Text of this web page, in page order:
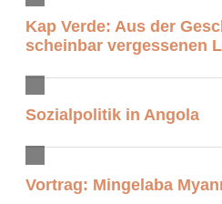
Kap Verde: Aus der
scheinbar vergessenen
Sozialpolitik in Angola
Vortrag: Mingelaba